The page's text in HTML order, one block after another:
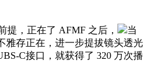
，正在了 AFMF 之后，
当
雅存正在，进一步提拔镜头透光
C接口，就获得了 320 万次播